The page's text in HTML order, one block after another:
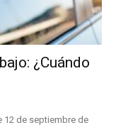
¿Cuándo
12 de septiembre de